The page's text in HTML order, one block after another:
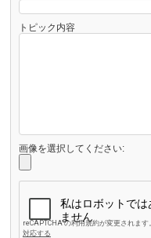
トピック内容
画像を選択してください: